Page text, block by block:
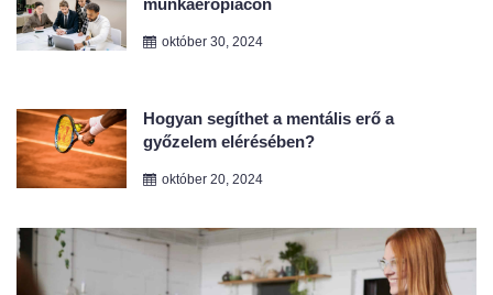
Hogyan segíthet a mentális erő a